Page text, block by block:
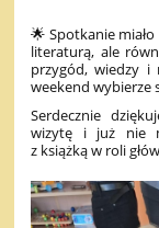
🌟 Spotkanie
literaturą, ale
przygód, wiedzy i
weekend wybierze
Serdecznie
wizytę i już nie
z książką w roli